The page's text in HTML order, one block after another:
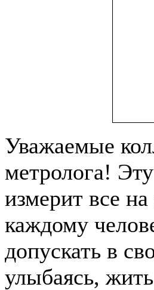
Уважаемые
метролога!
измерит все
каждому
допускать в
улыбаясь,